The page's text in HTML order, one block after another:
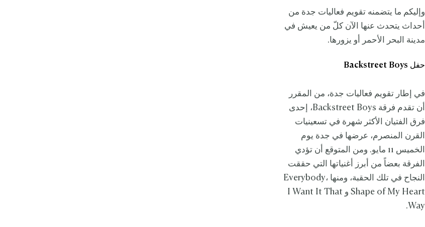
وإليكم ما يتضمنه تقويم فعاليات جدة من
أحداث يتحدث عنها الآن كلّ من يعيش في
مدينة البحر الأحمر أو يزورها.
حفل Backstreet Boys
في إطار تقويم فعاليات جدة، من المقرر
أن تقدم فرقة Backstreet Boys، إحدى
فرق الفتيان الأكثر شهرة في تسعينيات
القرن المنصرم، عرضها في جدة يوم
الخميس 11 مايو. ومن المتوقع أن تؤدي
الفرقة بعضاً من أبرز أغنياتها التي حققت
النجاح في تلك الحقبة، ومنها Everybody،
Shape of My Heart و I Want It That
Way.